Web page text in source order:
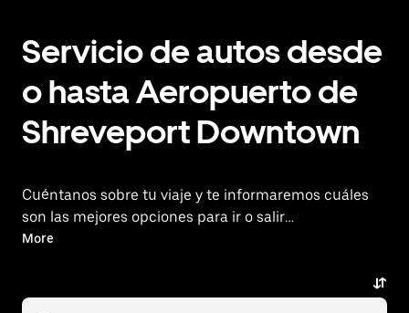
Servicio de autos desde
o hasta Aeropuerto de
Shreveport Downtown
Cuéntanos sobre tu viaje y te informaremos cuáles
son las mejores opciones para ir o salir
del aeropuerto.
More